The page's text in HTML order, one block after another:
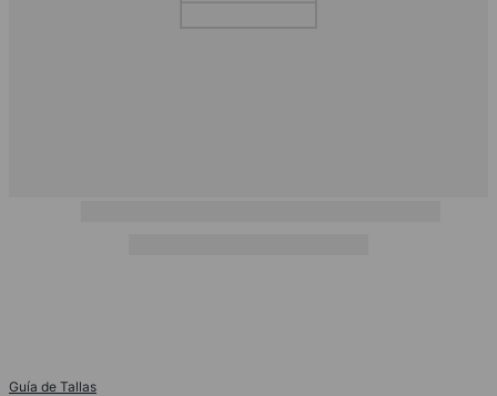
Guía de Tallas